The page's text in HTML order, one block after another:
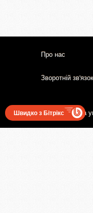
Про нас
Зворотній зв'язок
Користувацька
Швидко з Бітрікс